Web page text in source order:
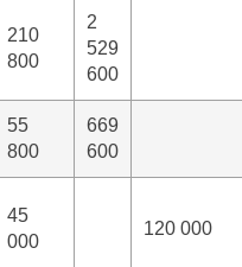
210
800
2
529
600
55
800
669
600
45
000
120 000